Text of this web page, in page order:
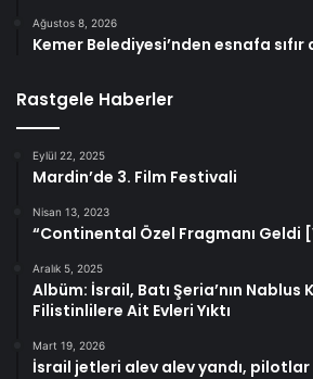
Ağustos 8, 2026
Kemer Belediyesi’nden esnafa
Rastgele Haberler
Eylül 22, 2025
Mardin’de 3. Film Festivali
Nisan 13, 2023
“Continental Özel Fragmanı Geldi
Aralık 5, 2025
Albüm: İsrail, Batı Şeria’nın Nablus
Filistinlilere Ait Evleri Yıktı
Mart 19, 2026
İsrail jetleri alev alev yandı, pilotlar